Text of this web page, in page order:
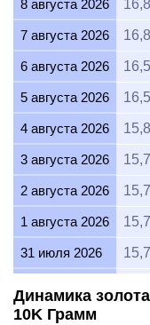
8 августа 2026
7 августа 2026
6 августа 2026
5 августа 2026
4 августа 2026
3 августа 2026
2 августа 2026
1 августа 2026
31 июля 2026
29 июля 2026
Динамика
10K Грамм